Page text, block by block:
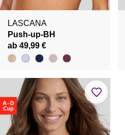
LASCANA
Push-up-BH
ab 49,99 €